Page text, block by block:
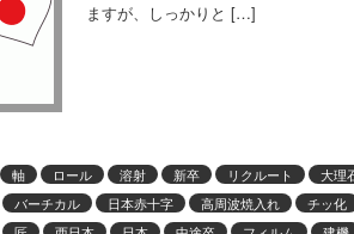
ますが、しっかりと […]
軸 ロール 溶射 新卒 リクルート
大理
バーチカル 日本赤十字 高周波焼入れ
チッ化